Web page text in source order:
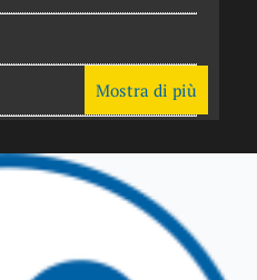
Mostra di più